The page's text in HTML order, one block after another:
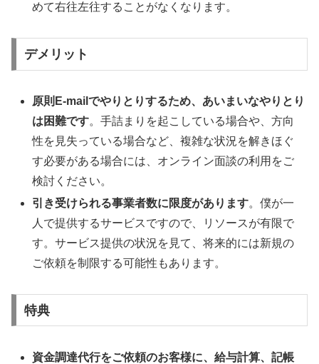
めて右往左往することがなくなります。
デメリット
原則E-mailでやりとりするため、あいまいなやりとり
は困難です。手詰まりを起こしている場合や、方向
性を見失っている場合など、複雑な状況を解きほぐ
す必要がある場合には、オンライン面談の利用をご
検討ください。
引き受けられる事業者数に限度があります。僕が一
人で提供するサービスですので、リソースが有限で
す。サービス提供の状況を見て、将来的には新規の
ご依頼を制限する可能性もあります。
特典
資金調達代行をご依頼のお客様に、給与計算、記帳